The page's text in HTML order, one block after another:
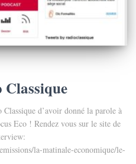
d’avoir donné la parole à
Eco ! Rendez vous sur le site de
la-matinale-economique/le-